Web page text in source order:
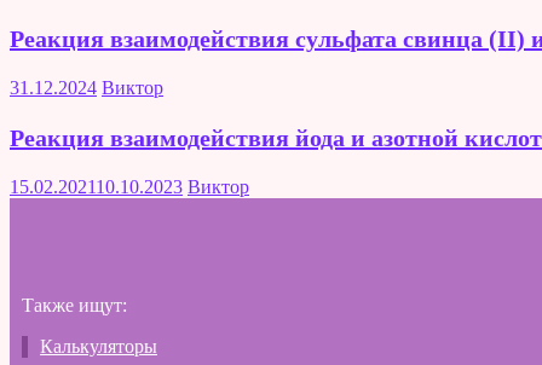
Реакция взаимодействия сульфата свинца (II)
31.12.2024 Виктор
Реакция взаимодействия йода и азотной
15.02.202110.10.2023 Виктор
Также ищут:
Калькуляторы